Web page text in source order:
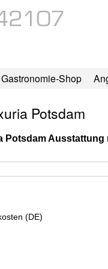
Gastronomie-Shop
Potsdam
Potsdam
(DE)